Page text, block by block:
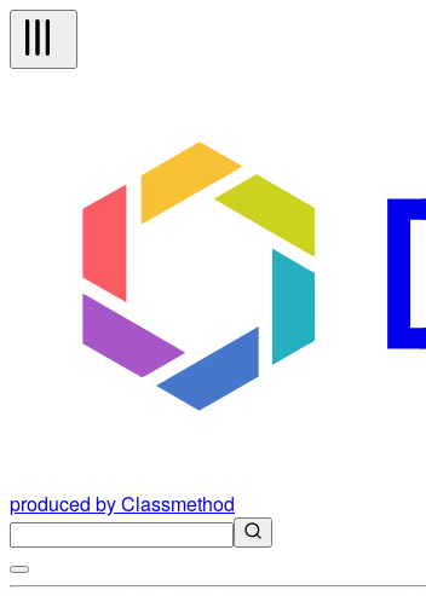
produced by Classmethod